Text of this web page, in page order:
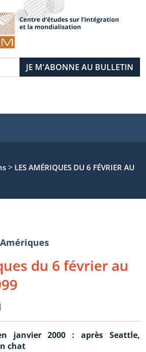
> LES AMÉRIQUES DU 6 FÉVRIER AU
du 6 février au
janvier 2000 : après Seattle,
chat